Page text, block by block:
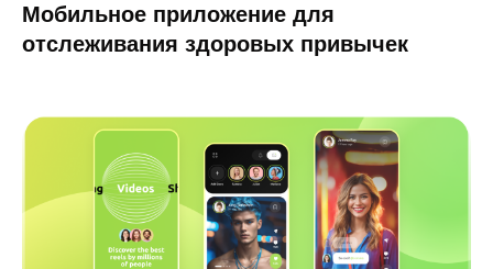
привлекайте инвестиции, масштабируйте
ваш стартап и растите в единорога! 🦄
Подробнее ➔